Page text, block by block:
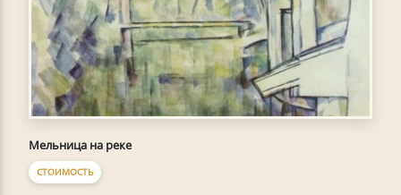
Мельница на реке
СТОИМОСТЬ